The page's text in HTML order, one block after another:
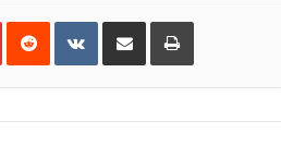
PinterestReddit VKontakte
Share via Email Print